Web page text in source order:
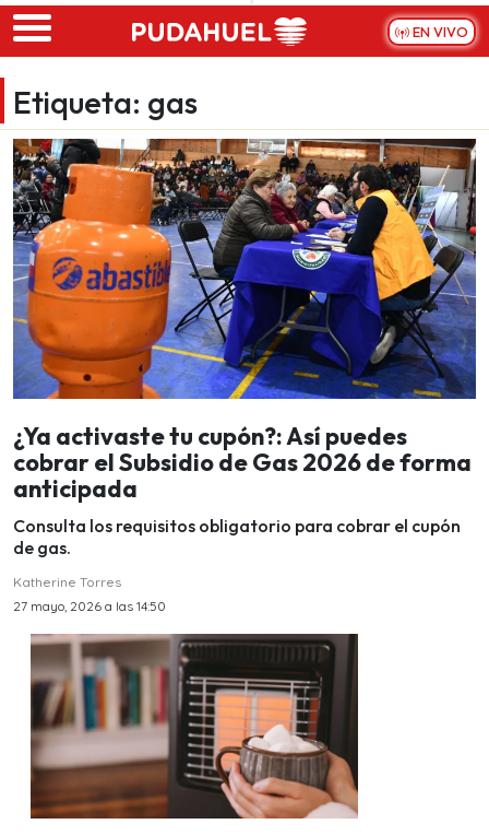
Skip to main content
EN VIVO
Etiqueta: gas
¿Ya activaste tu cupón?: Así puedes
cobrar el Subsidio de Gas 2026 de forma
anticipada
Consulta los requisitos obligatorio para cobrar el cupón
de gas.
Katherine Torres
27 mayo, 2026 a las 14:50